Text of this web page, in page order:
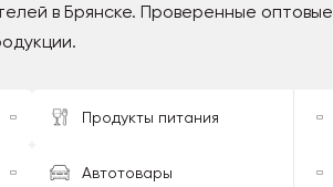
в Брянске. Проверенные оптовые
Продукты питания
Автотовары